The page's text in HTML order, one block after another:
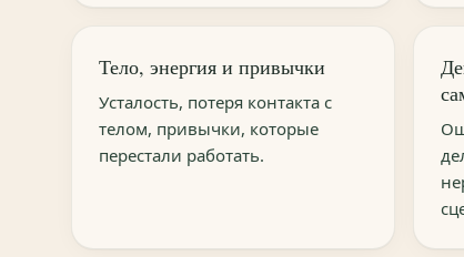
Тело, энергия и привычки
Усталость, потеря контакта с
телом, привычки, которые
перестали работать.